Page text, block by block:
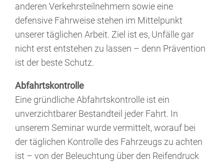
anderen Verkehrsteilnehmern sowie eine
defensive Fahrweise stehen im Mittelpunkt
unserer täglichen Arbeit. Ziel ist es, Unfälle gar
nicht erst entstehen zu lassen – denn Prävention
ist der beste Schutz.
Abfahrtskontrolle
Eine gründliche Abfahrtskontrolle ist ein
unverzichtbarer Bestandteil jeder Fahrt. In
unserem Seminar wurde vermittelt, worauf bei
der täglichen Kontrolle des Fahrzeugs zu achten
ist – von der Beleuchtung über den Reifendruck